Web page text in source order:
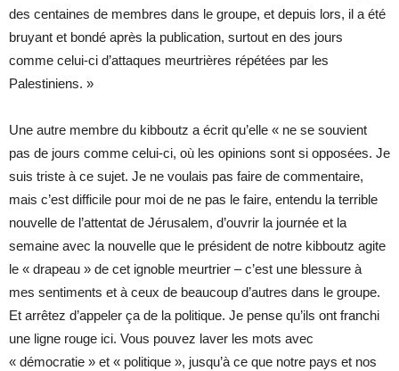
des centaines de membres dans le groupe, et depuis lors, il a été
bruyant et bondé après la publication, surtout en des jours
comme celui-ci d’attaques meurtrières répétées par les
Palestiniens. »
Une autre membre du kibboutz a écrit qu’elle « ne se souvient
pas de jours comme celui-ci, où les opinions sont si opposées. Je
suis triste à ce sujet. Je ne voulais pas faire de commentaire,
mais c’est difficile pour moi de ne pas le faire, entendu la terrible
nouvelle de l’attentat de Jérusalem, d’ouvrir la journée et la
semaine avec la nouvelle que le président de notre kibboutz agite
le « drapeau » de cet ignoble meurtrier – c’est une blessure à
mes sentiments et à ceux de beaucoup d’autres dans le groupe.
Et arrêtez d’appeler ça de la politique. Je pense qu’ils ont franchi
une ligne rouge ici. Vous pouvez laver les mots avec
« démocratie » et « politique », jusqu’à ce que notre pays et nos